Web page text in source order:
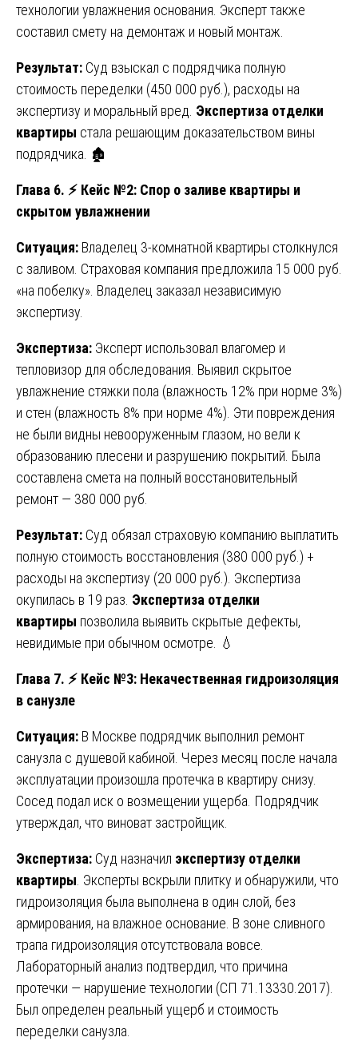
технологии увлажнения основания. Эксперт также
составил смету на демонтаж и новый монтаж.
Результат: Суд взыскал с подрядчика полную
стоимость переделки (450 000 руб.), расходы на
экспертизу и моральный вред. Экспертиза отделки
квартиры стала решающим доказательством вины
подрядчика. 🏚️
Глава 6. ⚡ Кейс №2: Спор о заливе квартиры и
скрытом увлажнении
Ситуация: Владелец 3-комнатной квартиры столкнулся
с заливом. Страховая компания предложила 15 000 руб.
«на побелку». Владелец заказал независимую
экспертизу.
Экспертиза: Эксперт использовал влагомер и
тепловизор для обследования. Выявил скрытое
увлажнение стяжки пола (влажность 12% при норме 3%)
и стен (влажность 8% при норме 4%). Эти повреждения
не были видны невооруженным глазом, но вели к
образованию плесени и разрушению покрытий. Была
составлена смета на полный восстановительный
ремонт — 380 000 руб.
Результат: Суд обязал страховую компанию выплатить
полную стоимость восстановления (380 000 руб.) +
расходы на экспертизу (20 000 руб.). Экспертиза
окупилась в 19 раз. Экспертиза отделки
квартиры позволила выявить скрытые дефекты,
невидимые при обычном осмотре. 💧
Глава 7. ⚡ Кейс №3: Некачественная гидроизоляция
в санузле
Ситуация: В Москве подрядчик выполнил ремонт
санузла с душевой кабиной. Через месяц после начала
эксплуатации произошла протечка в квартиру снизу.
Сосед подал иск о возмещении ущерба. Подрядчик
утверждал, что виноват застройщик.
Экспертиза: Суд назначил экспертизу отделки
квартиры . Эксперты вскрыли плитку и обнаружили, что
гидроизоляция была выполнена в один слой, без
армирования, на влажное основание. В зоне сливного
трапа гидроизоляция отсутствовала вовсе.
Лабораторный анализ подтвердил, что причина
протечки — нарушение технологии (СП 71.13330.2017).
Был определен реальный ущерб и стоимость
переделки санузла.